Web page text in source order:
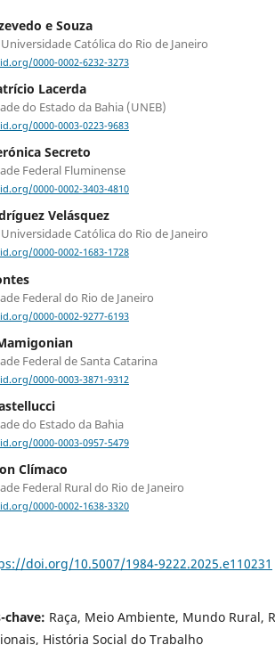
e Souza
Católica do Rio de Janeiro
0000-0002-6232-3273
Lacerda
do Estado da Bahia (UNEB)
0000-0003-0223-9683
Secreto
Federal Fluminense
0000-0002-3403-4810
Velásquez
Católica do Rio de Janeiro
0000-0002-1683-1728
Federal do Rio de Janeiro
0000-0002-9277-6193
Federal de Santa Catarina
0000-0003-3871-9312
do Estado da Bahia
0000-0003-0957-5479
Clímaco
Federal Rural do Rio de Janeiro
0000-0002-1638-3320
doi.org/10.5007/1984-9222.2025.e110231
chave: Raça, Meio Ambiente, Mundo Rural,
História Social do Trabalho